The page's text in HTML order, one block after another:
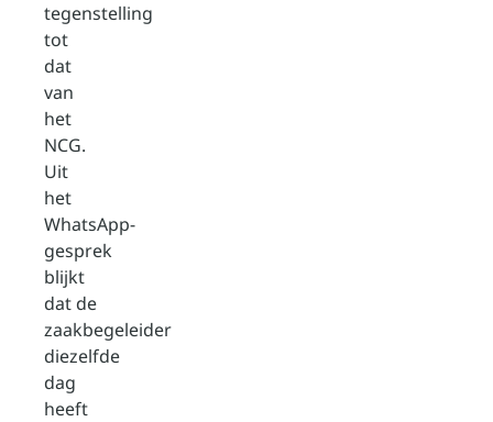
tegenstelling
tot
dat
van
het
NCG.
Uit
het
WhatsApp-
gesprek
blijkt
dat de
zaakbegeleider
diezelfde
dag
heeft